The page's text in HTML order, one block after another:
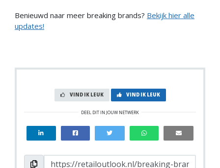
Benieuwd naar meer breaking brands? Bekijk hier alle
updates!
VIND IK LEUK VIND IK LEUK
DEEL DIT IN JOUW NETWERK